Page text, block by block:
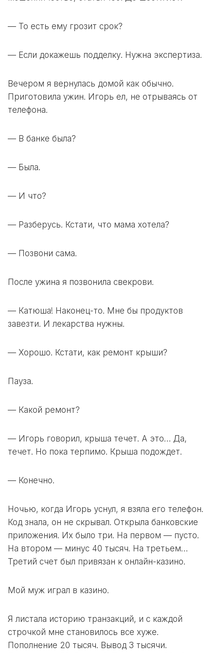
— То есть ему грозит срок?
— Если докажешь подделку. Нужна экспертиза.
Вечером я вернулась домой как обычно.
Приготовила ужин. Игорь ел, не отрываясь от
телефона.
— В банке была?
— Была.
— И что?
— Разберусь. Кстати, что мама хотела?
— Позвони сама.
После ужина я позвонила свекрови.
— Катюша! Наконец-то. Мне бы продуктов
завезти. И лекарства нужны.
— Хорошо. Кстати, как ремонт крыши?
Пауза.
— Какой ремонт?
— Игорь говорил, крыша течет. А это… Да,
течет. Но пока терпимо. Крыша подождет.
— Конечно.
Ночью, когда Игорь уснул, я взяла его телефон.
Код знала, он не скрывал. Открыла банковские
приложения. Их было три. На первом — пусто.
На втором — минус 40 тысяч. На третьем…
Третий счет был привязан к онлайн-казино.
Мой муж играл в казино.
Я листала историю транзакций, и с каждой
строчкой мне становилось все хуже.
Пополнение 20 тысяч. Вывод 3 тысячи.